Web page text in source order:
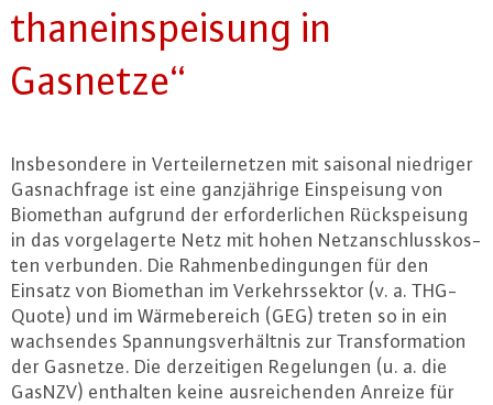
than­ein­spei­sung in
Gasnetze“
Ins­be­son­de­re in Ver­tei­ler­net­zen mit saisonal niedriger
Gas­nach­fra­ge ist eine ganz­jäh­ri­ge Ein­spei­sung von
Biomethan aufgrund der er­for­der­li­chen Rückspei­sung
in das vor­ge­la­ger­te Netz mit hohen Netz­an­schluss­kos­
ten verbunden. Die Rah­men­be­din­gun­gen für den
Einsatz von Biomethan im Ver­kehrs­sek­tor (v. a. THG-
Quote) und im Wär­me­be­reich (GEG) treten so in ein
wach­sen­des Span­nungs­ver­hält­nis zur Trans­for­ma­ti­on
der Gasnetze. Die der­zei­ti­gen Re­ge­lun­gen (u. a. die
GasNZV) enthalten keine aus­rei­chen­den Anreize für